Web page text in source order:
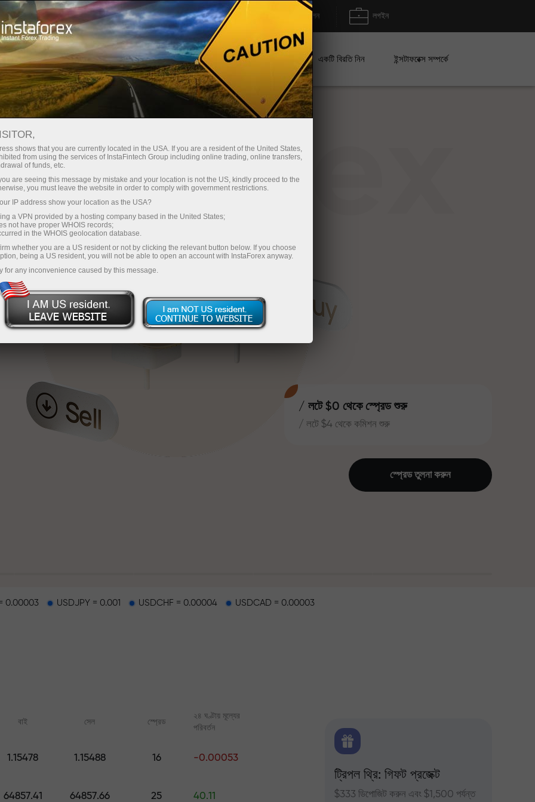
তাৎক্ষণিক অ্যাকাউন্ট খোলা ট্রেডিং প্ল্যাটফর্ম জমা/উত্তোলন লগইন
বিনিয়োগকারীদের জন্য অংশীদারদের জন্য ক্যাম্পেইন একটি বিরতি নিন ইন্সটাফরেক্স সম্পর্কে
/ লটে $0 থেকে স্প্রেড শুরু
/ লটে $4 থেকে কমিশন শুরু
পাওয়া যায়
জ্যাকপট
স্প্রেড তুলনা করুন
0.00003 USDJPY = 0.001 USDCHF = 0.00004 USDCAD = 0.00003
বাই সেল স্প্রেড
২৪ ঘণ্টায় মূল্যের
পরিবর্তন
1.15478 1.15488 16 -0.00053
64857.41 64857.66 25 40.11
শূন্য থেকে ট্রেডিং শিখুন — সব লেভেলের জন্য
ফরেক্স, ক্রিপ্টো ও ফিউচার্সের জন্য দৈনিক
ট্রিপল থ্রি: গিফট প্রজেক্ট
$333 ডিপোজিট করুন এবং $1,500 পর্যন্ত
shows that you are currently located in the USA. If you are a resident of the United States,
from using the services of InstaFintech Group including online trading, online transfers,
of funds, etc.
are seeing this message by mistake and your location is not the US, kindly proceed to the
you must leave the website in order to comply with government restrictions.
IP address show your location as the USA?
a VPN provided by a hosting company based in the United States;
not have proper WHOIS records;
in the WHOIS geolocation database.
whether you are a US resident or not by clicking the relevant button below. If you choose
being a US resident, you will not be able to open an account with InstaForex anyway.
for any inconvenience caused by this message.